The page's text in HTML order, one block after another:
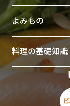
よみもの
料理の基礎知識